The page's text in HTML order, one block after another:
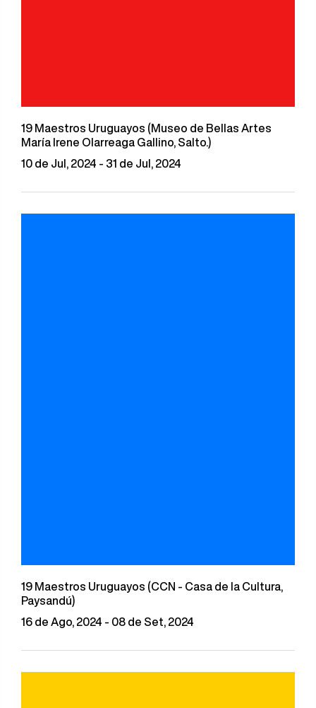
19 Maestros Uruguayos (Museo de Bellas Artes
María Irene Olarreaga Gallino, Salto.)
10 de Jul, 2024 - 31 de Jul, 2024
19 Maestros Uruguayos (CCN - Casa de la Cultura,
Paysandú)
16 de Ago, 2024 - 08 de Set, 2024